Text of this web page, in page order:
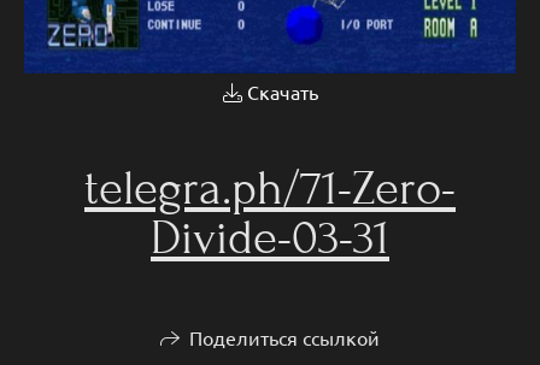
Скачать
telegra.ph/71-Zero-
Divide-03-31
Поделиться ссылкой